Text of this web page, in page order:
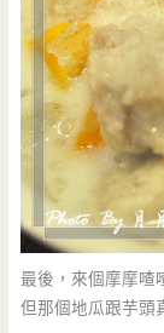
最後，來個摩摩喳
但那個地瓜跟芋頭